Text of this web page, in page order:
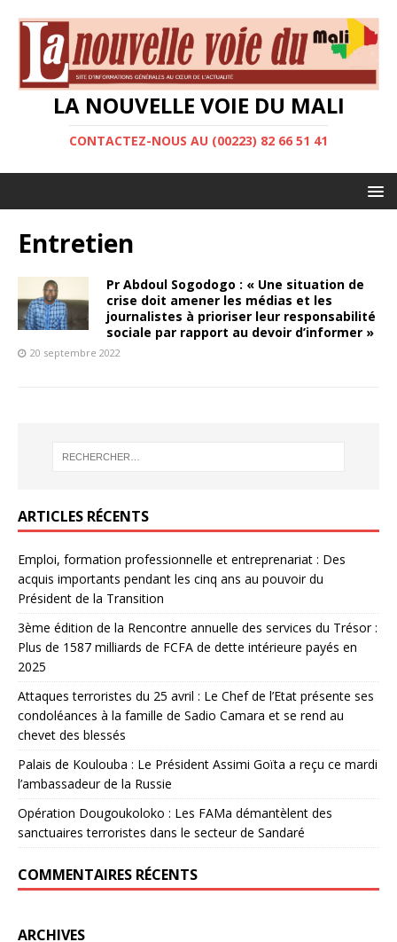
LA NOUVELLE VOIE DU MALI
CONTACTEZ-NOUS AU (00223) 82 66 51 41
Entretien
Pr Abdoul Sogodogo : « Une situation de
crise doit amener les médias et les
journalistes à prioriser leur responsabilité
sociale par rapport au devoir d’informer »
20 septembre 2022
ARTICLES RÉCENTS
Emploi, formation professionnelle et entreprenariat : Des
acquis importants pendant les cinq ans au pouvoir du
Président de la Transition
3ème édition de la Rencontre annuelle des services du Trésor :
Plus de 1587 milliards de FCFA de dette intérieure payés en
2025
Attaques terroristes du 25 avril : Le Chef de l’Etat présente ses
condoléances à la famille de Sadio Camara et se rend au
chevet des blessés
Palais de Koulouba : Le Président Assimi Goïta a reçu ce mardi
l’ambassadeur de la Russie
Opération Dougoukoloko : Les FAMa démantèlent des
sanctuaires terroristes dans le secteur de Sandaré
COMMENTAIRES RÉCENTS
ARCHIVES